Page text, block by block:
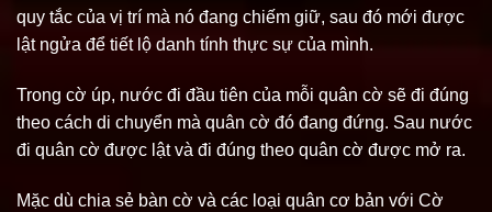
quy tắc của vị trí mà nó đang chiếm giữ, sau đó mới được
lật ngửa để tiết lộ danh tính thực sự của mình.
Trong cờ úp, nước đi đầu tiên của mỗi quân cờ sẽ đi đúng
theo cách di chuyển mà quân cờ đó đang đứng. Sau nước
đi quân cờ được lật và đi đúng theo quân cờ được mở ra.
Mặc dù chia sẻ bàn cờ và các loại quân cơ bản với Cờ